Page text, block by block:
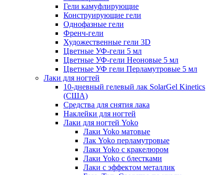
Гели камуфлирующие
Конструирующие гели
Однофазные гели
Френч-гели
Художественные гели 3D
Цветные УФ-гели 5 мл
Цветные УФ-гели Неоновые 5 мл
Цветные УФ гели Перламутровые 5 мл
Лаки для ногтей
10-дневный гелевый лак SolarGel Kinetics
(США)
Средства для снятия лака
Наклейки для ногтей
Лаки для ногтей Yoko
Лаки Yoko матовые
Лак Yoko перламутровые
Лаки Yoko с кракелюром
Лаки Yoko с блестками
Лаки с эффектом металлик